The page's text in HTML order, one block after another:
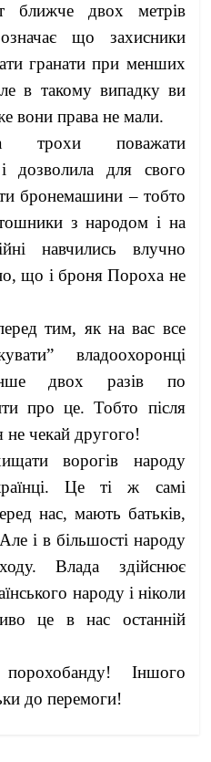
ближче двох метрів
що захисники
гранати при менших
в такому випадку ви
вони права не мали.
трохи поважати
дозволила для свого
бронемашини – тобто
з народом і на
навчились влучно
що і броня Пороха не
тим, як на вас все
владоохоронці
двох разів по
про це. Тобто після
чекай другого!
ворогів народу
Це ті ж самі
нас, мають батьків,
і в більшості народу
Влада здійснює
народу і ніколи
це в нас останній
Іншого
до перемоги!